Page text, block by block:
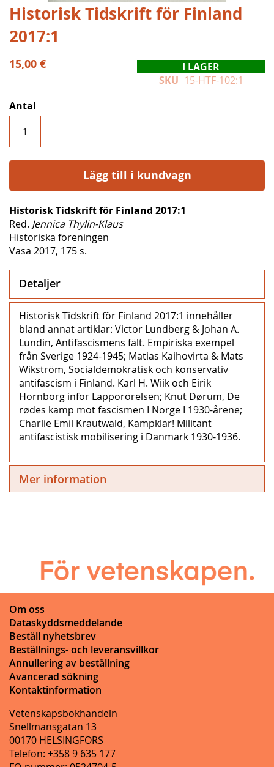
Hoppa
till
början
bildgalleriet
Historisk Tidskrift för Finland
2017:1
15,00 €
I LAGER
SKU 15-HTF-102:1
Antal
Lägg till i kundvagn
Historisk Tidskrift för Finland 2017:1
Red. Jennica Thylin-Klaus
Historiska föreningen
Vasa 2017, 175 s.
Detaljer
Historisk Tidskrift för Finland 2017:1 innehåller
bland annat artiklar: Victor Lundberg & Johan A.
Lundin, Antifascismens fält. Empiriska exempel
från Sverige 1924-1945; Matias Kaihovirta & Mats
Wikström, Socialdemokratisk och konservativ
antifascism i Finland. Karl H. Wiik och Eirik
Hornborg inför Lapporörelsen; Knut Dørum, De
rødes kamp mot fascismen I Norge I 1930-årene;
Charlie Emil Krautwald, Kampklar! Militant
antifascistisk mobilisering i Danmark 1930-1936.
Mer information
Om oss
Dataskyddsmeddelande
Beställ nyhetsbrev
Beställnings- och leveransvillkor
Annullering av beställning
Avancerad sökning
Kontaktinformation
Vetenskapsbokhandeln
Snellmansgatan 13
00170 HELSINGFORS
Telefon: +358 9 635 177